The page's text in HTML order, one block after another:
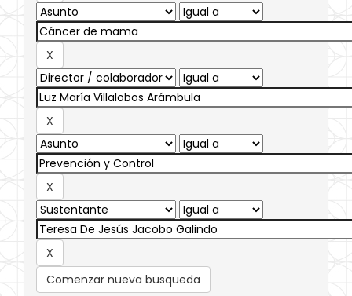
Comenzar nueva busqueda